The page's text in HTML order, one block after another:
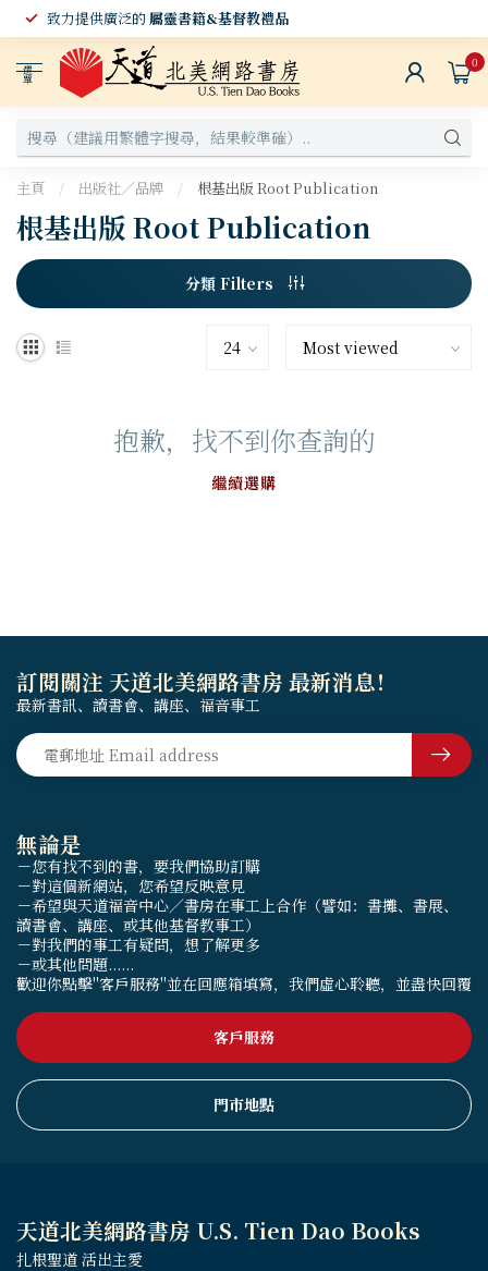
致力提供廣泛的屬靈書籍&基督教禮品
選
單
0
主頁 / 出版社／品牌 / 根基出版 Root Publication
根基出版 Root Publication
分類 Filters
抱歉，找不到你查詢的
繼續選購
無論是
－您有找不到的書，要我們協助訂購
－對這個新網站，您希望反映意見
－希望與天道福音中心／書房在事工上合作（譬如：書攤、書展、
讀書會、講座、或其他基督教事工）
－對我們的事工有疑問，想了解更多
－或其他問題......
歡迎你點擊"客戶服務"並在回應箱填寫，我們虛心聆聽，並盡快回覆
客戶服務
門市地點
訂閱關注 天道北美網路書房 最新消息！
最新書訊、讀書會、講座、福音事工
天道北美網路書房 U.S. Tien Dao Books
扎根聖道 活出主愛